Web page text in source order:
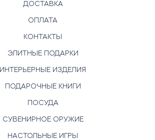
ДОСТАВКА
ОПЛАТА
КОНТАКТЫ
ЭЛИТНЫЕ ПОДАРКИ
ИНТЕРЬЕРНЫЕ ИЗДЕЛИЯ
ПОДАРОЧНЫЕ КНИГИ
ПОСУДА
СУВЕНИРНОЕ ОРУЖИЕ
НАСТОЛЬНЫЕ ИГРЫ